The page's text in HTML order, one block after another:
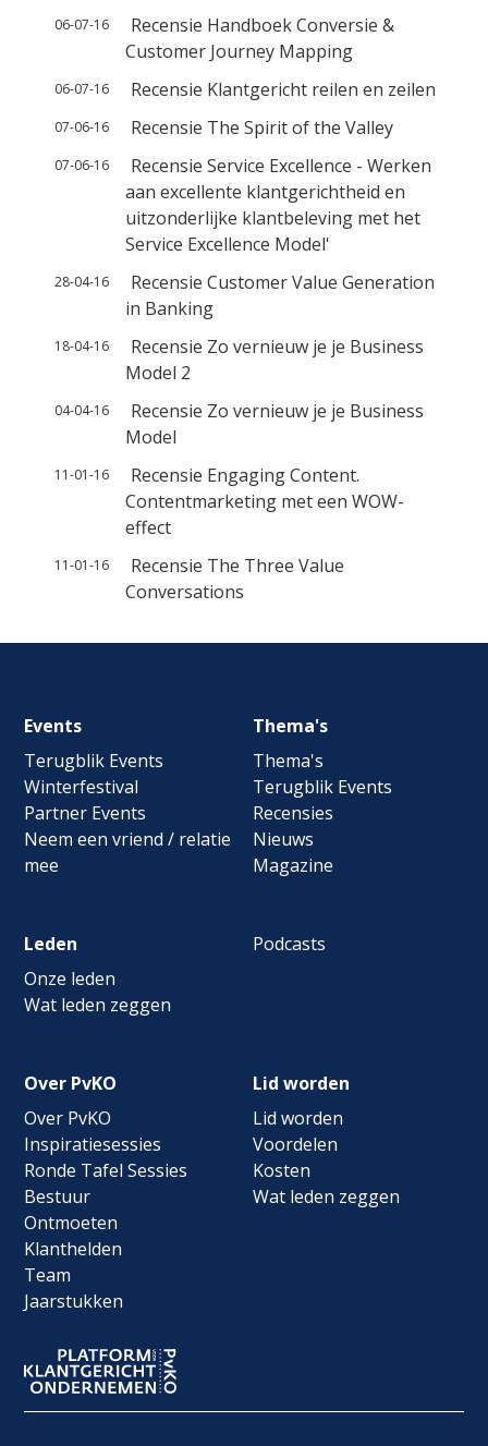
06-07-16
Recensie Handboek Conversie &
Customer Journey Mapping
06-07-16 Recensie Klantgericht reilen en zeilen
07-06-16 Recensie The Spirit of the Valley
07-06-16
Recensie Service Excellence - Werken
aan excellente klantgerichtheid en
uitzonderlijke klantbeleving met het
Service Excellence Model'
28-04-16
Recensie Customer Value Generation
in Banking
18-04-16
Recensie Zo vernieuw je je Business
Model 2
04-04-16
Recensie Zo vernieuw je je Business
Model
11-01-16
Recensie Engaging Content.
Contentmarketing met een WOW-
effect
11-01-16
Recensie The Three Value
Conversations
Footer
navigation
Events
Terugblik Events
Winterfestival
Partner Events
Neem een vriend / relatie
mee
Thema's
Thema's
Terugblik Events
Recensies
Nieuws
Magazine
Leden
Onze leden
Wat leden zeggen
Podcasts
Over PvKO
Over PvKO
Inspiratiesessies
Ronde Tafel Sessies
Bestuur
Ontmoeten
Klanthelden
Team
Jaarstukken
Lid worden
Lid worden
Voordelen
Kosten
Wat leden zeggen